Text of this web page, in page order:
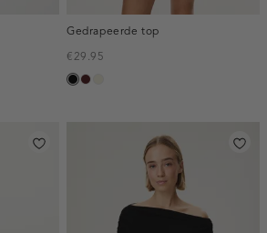
Gedrapeerde top
€29.95
zwartpruim